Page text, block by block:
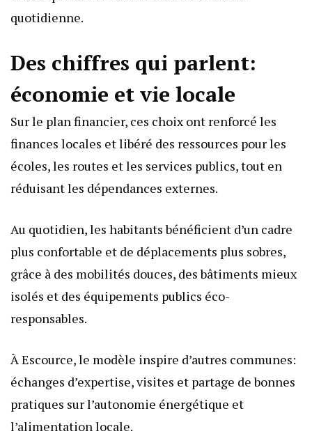
quotidienne.
Des chiffres qui parlent:
économie et vie locale
Sur le plan financier, ces choix ont renforcé les
finances locales et libéré des ressources pour les
écoles, les routes et les services publics, tout en
réduisant les dépendances externes.
Au quotidien, les habitants bénéficient d’un cadre
plus confortable et de déplacements plus sobres,
grâce à des mobilités douces, des bâtiments mieux
isolés et des équipements publics éco-
responsables.
À Escource, le modèle inspire d’autres communes:
échanges d’expertise, visites et partage de bonnes
pratiques sur l’autonomie énergétique et
l’alimentation locale.